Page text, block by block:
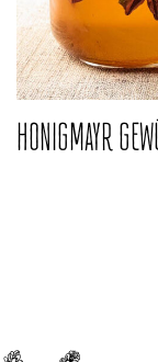
HONIGMAYR